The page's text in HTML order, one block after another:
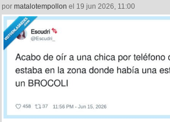
por matalotempollon el 19 jun 2026, 11:00